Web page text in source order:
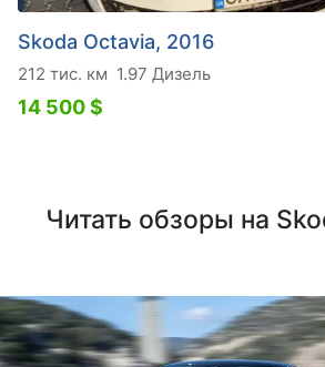
Skoda Octavia, 2016
212 тис. км 1.97 Дизель
14 500 $
Читать обзоры на